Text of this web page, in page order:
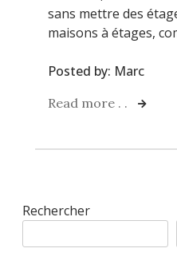
sans mettre des
maisons à étages,
Posted by: Marc
Read more . .
Rechercher